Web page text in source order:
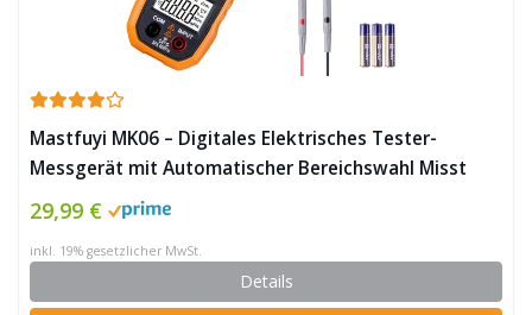
Mastfuyi MK06 – Digitales Elektrisches Tester-
Messgerät mit Automatischer Bereichswahl Misst
AC/DC-Spannung, AC/DC-Strom, Widerstand,
Kapazität, Temperatur, Durchgang ✪
29,99 €
inkl. 19% gesetzlicher MwSt.
Details